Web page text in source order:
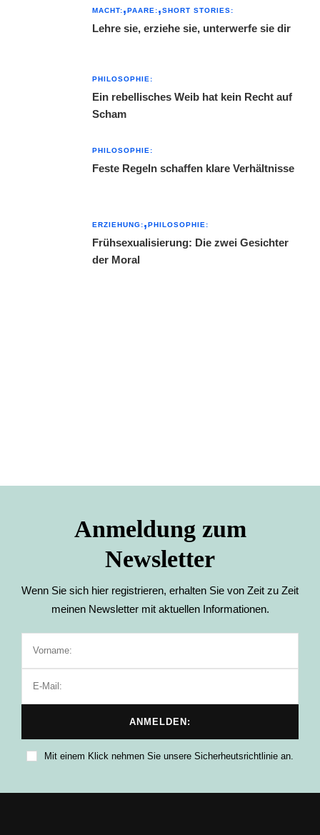
MACHT: PAARE: SHORT STORIES:
Lehre sie, erziehe sie, unterwerfe sie dir
PHILOSOPHIE:
Ein rebellisches Weib hat kein Recht auf
Scham
PHILOSOPHIE:
Feste Regeln schaffen klare Verhältnisse
ERZIEHUNG: PHILOSOPHIE:
Frühsexualisierung: Die zwei Gesichter
der Moral
Anmeldung zum
Newsletter
Wenn Sie sich hier registrieren, erhalten Sie von Zeit zu Zeit
meinen Newsletter mit aktuellen Informationen.
Mit einem Klick nehmen Sie unsere Sicherheutsrichtlinie an.